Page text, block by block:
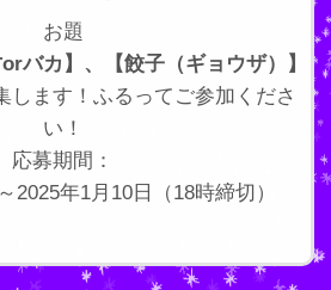
お題
バカ】、【餃子（ギョウザ）】
します！ふるってご参加くださ
い！
応募期間：
2025年1月10日（18時締切）